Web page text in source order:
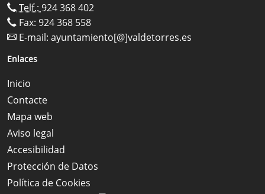
Telf.: 924 368 402
Fax: 924 368 558
E-mail: ayuntamiento[@]valdetorres.es
Enlaces
Inicio
Contacte
Mapa web
Aviso legal
Accesibilidad
Protección de Datos
Política de Cookies